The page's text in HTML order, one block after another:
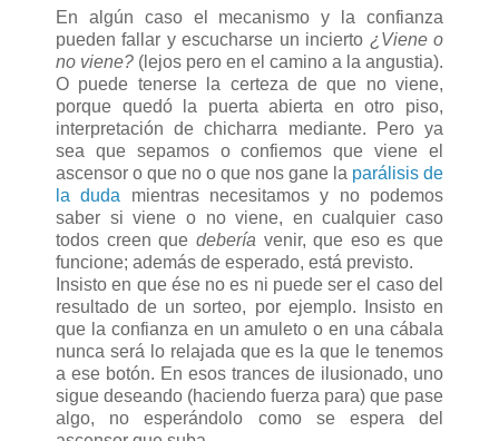
En algún caso el mecanismo y la confianza
pueden fallar y escucharse un incierto ¿Viene o
no viene? (lejos pero en el camino a la angustia).
O puede tenerse la certeza de que no viene,
porque quedó la puerta abierta en otro piso,
interpretación de chicharra mediante. Pero ya
sea que sepamos o confiemos que viene el
ascensor o que no o que nos gane la parálisis de
la duda mientras necesitamos y no podemos
saber si viene o no viene, en cualquier caso
todos creen que debería venir, que eso es que
funcione; además de esperado, está previsto.
Insisto en que ése no es ni puede ser el caso del
resultado de un sorteo, por ejemplo. Insisto en
que la confianza en un amuleto o en una cábala
nunca será lo relajada que es la que le tenemos
a ese botón. En esos trances de ilusionado, uno
sigue deseando (haciendo fuerza para) que pase
algo, no esperándolo como se espera del